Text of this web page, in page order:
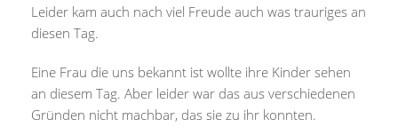
Leider kam auch nach viel Freude auch was trauriges an
diesen Tag.
Eine Frau die uns bekannt ist wollte ihre Kinder sehen
an diesem Tag. Aber leider war das aus verschiedenen
Gründen nicht machbar, das sie zu ihr konnten.